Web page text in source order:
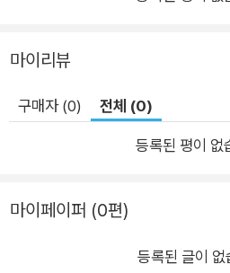
마이리뷰
구매자 (0) 전체 (0)
등록된 평이 없
마이페이퍼 (0편)
등록된 글이 없